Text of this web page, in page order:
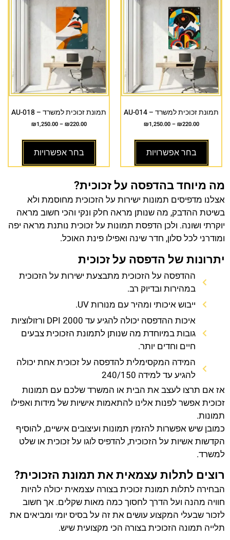
תמונת זכוכית למשרד – AU-014
₪220.00
–
₪1,250.00
בחר אפשרויות
תמונת זכוכית למשרד – AU-018
₪220.00
–
₪1,250.00
בחר אפשרויות
מה מיוחד בהדפסה על זכוכית?
אצלנו מדפיסים תמונות ישירות על הזכוכית מחוסמת ולא
בשיטת ההדבק, מה שנותן מראה חלק ונקי והכי חשוב מראה
יוקרתי ושונה. ולכן הדפסת תמונות על זכוכית נותנת מראה יפה
ומודרני לכל סלון, חדר שינה ואפילו פינת האוכל.
יתרונות של הדפסה על זכוכית
ההדפסה על הזכוכית מתבצעת ישירות על הזכוכית
במהירות ובדיוק רב.
ייבוש איכותי ומהיר עם מנורות UV.
איכות ההדפסה יכולה להגיע עד 2000 DPI ורזולוציות
גובות במיוחדת מה שנותן לתמונת הזכוכית צבעים
חיים וחדים יותר.
המידה המקסימלית להדפסה על זכוכית אחת יכולה
להגיע עד למידה 240/150
אז אם תרצו לעצב את הבית או המשרד שלכם עם תמונות
זכוכית אפשר לפנות אלינו להתאמות אישיות של מידות ואפילו
תמונות.
כמובן שיש אפשרות להזמין תמונות ועיצובים אישיים, להוסיף
הקדשות אשיות על הזכוכית, להדפיס לוגו על זכוכית או שלט
למשרד.
רוצים לתלות עצמאית את תמונת הזכוכית?
הבחירה לתלות תמונת זכוכית בצורה עצמאית יכולה להיות
חוויה מהנה ועל הדרך לחסוך כמה מאות שקלים. אך חשוב
לזכור שבעלי המקצוע עושים את זה על בסיס יומי ומביאים את
תלייה תמונה הזכוכית בצורה הכי מקצועית שיש.